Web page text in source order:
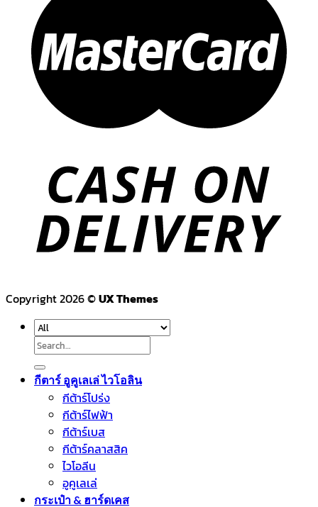
Copyright 2026 ©UX Themes
Search
กีตาร์ อูคูเลเล่ ไวโอลิน
กีต้าร์โปร่ง
กีต้าร์ไฟฟ้า
กีต้าร์เบส
กีต้าร์คลาสสิค
ไวโอลีน
อูคูเลเล่
กระเป๋า & ฮาร์ดเคส